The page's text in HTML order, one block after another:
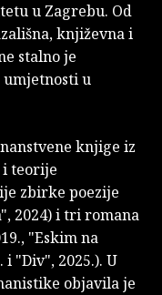
u Zagrebu. Od
književna i
stalno je
umjetnosti u
knjige iz
teorije
zbirke poezije
2024) i tri romana
"Eskim na
"Div", 2025.). U
objavila je